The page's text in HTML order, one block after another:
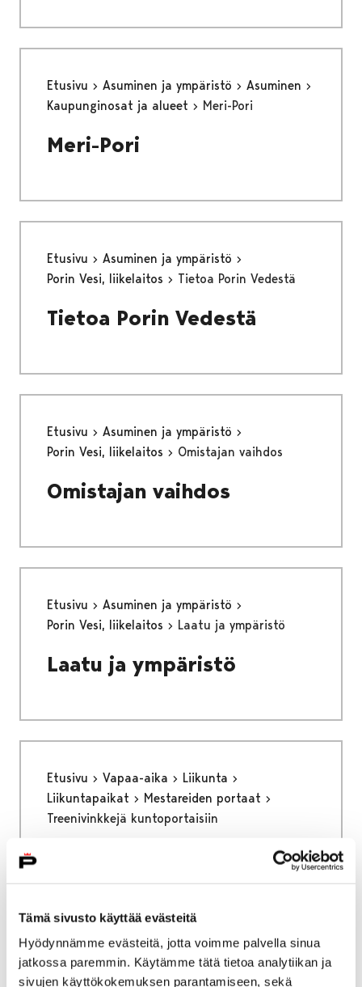
Tämä sivusto käyttää evästeitä
Hyödynnämme evästeitä, jotta voimme palvella sinua
jatkossa paremmin. Käytämme tätä tietoa analytiikan ja
sivujen käyttökokemuksen parantamiseen, sekä
Etusivu Asuminen ja ympäristö
Asuminen
Kaupunginosat ja alueet
Meri-Pori
Meri-Pori
Etusivu
Asuminen ja ympäristö
Porin Vesi, liikelaitos
Tietoa Porin Vedestä
Tietoa Porin Vedestä
Etusivu
Asuminen ja ympäristö
Porin Vesi, liikelaitos
Omistajan vaihdos
Omistajan vaihdos
Etusivu
Asuminen ja ympäristö
Porin Vesi, liikelaitos
Laatu ja ympäristö
Laatu ja ympäristö
Etusivu Vapaa-aika
Liikunta
Liikuntapaikat
Mestareiden portaat
Treenivinkkejä kuntoportaisiin
kuntoportaisiin